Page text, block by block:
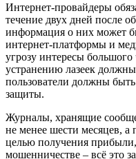
Интернет-провайдеры
течение двух дней после
информация о них может
интернет-платформы и
угрозу интересы
устранению лазеек
пользователи должны
защиты.
Журналы, хранящие
не менее шести месяцев,
целью получения
мошенничестве – всё это